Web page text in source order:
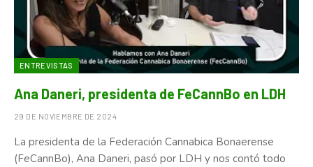
ENTREVISTAS
Ana Daneri, presidenta de FeCannBo en LDH
29 DE NOVIEMBRE DE 2024
La presidenta de la Federación Cannabica Bonaerense
(FeCannBo), Ana Daneri, pasó por LDH y nos contó todo